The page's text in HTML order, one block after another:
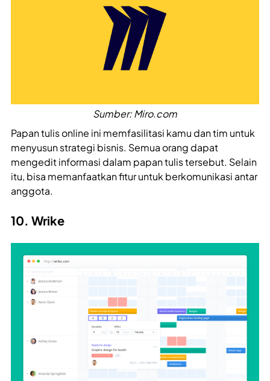
Sumber: Miro.com
Papan tulis online ini memfasilitasi kamu dan tim untuk
menyusun strategi bisnis. Semua orang dapat
mengedit informasi dalam papan tulis tersebut. Selain
itu, bisa memanfaatkan fitur untuk berkomunikasi antar
anggota.
10. Wrike